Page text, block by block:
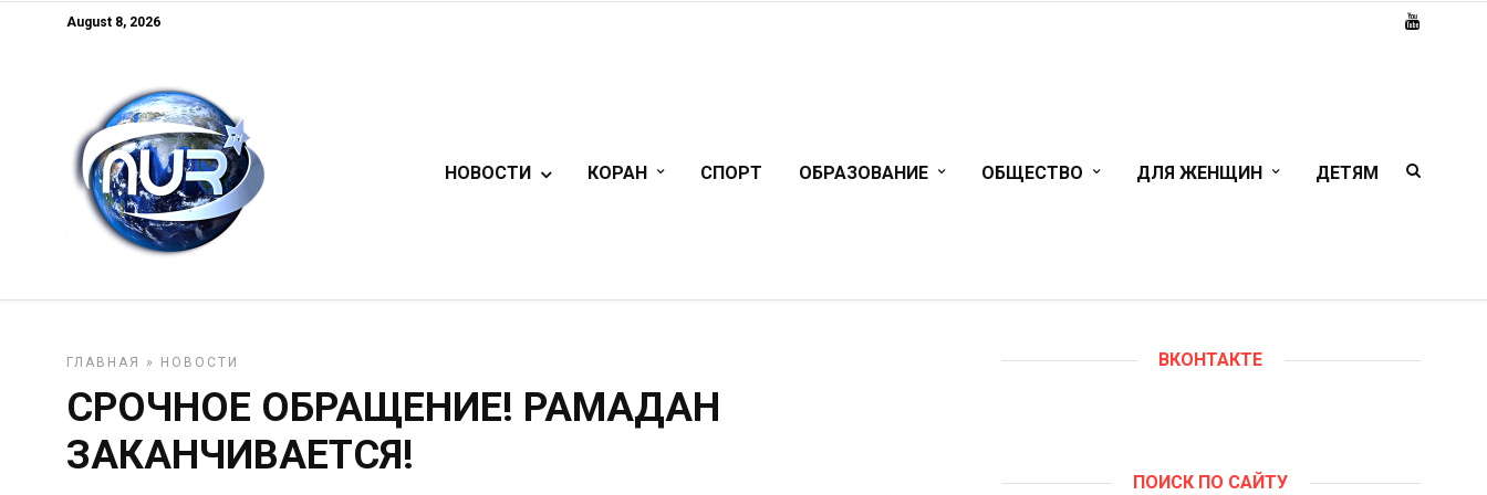
August 8, 2026
НОВОСТИ КОРАН СПОРТ ОБРАЗОВАНИЕ ОБЩЕСТВО ДЛЯ ЖЕНЩИН ДЕТЯМ
ГЛАВНАЯ » НОВОСТИ
СРОЧНОЕ ОБРАЩЕНИЕ! РАМАДАН
ЗАКАНЧИВАЕТСЯ!
ВКОНТАКТЕ
ПОИСК ПО САЙТУ